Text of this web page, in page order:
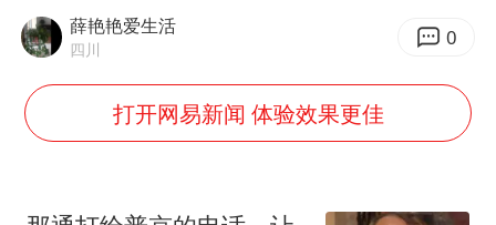
《龙餐馆》 冲奖
蒯曼挺进WTT横滨冠军赛女单四强
笔试第一被劝弃考涉事副校长被撤职
薛艳艳爱生活
四川 0
打开网易新闻 体验效果更佳